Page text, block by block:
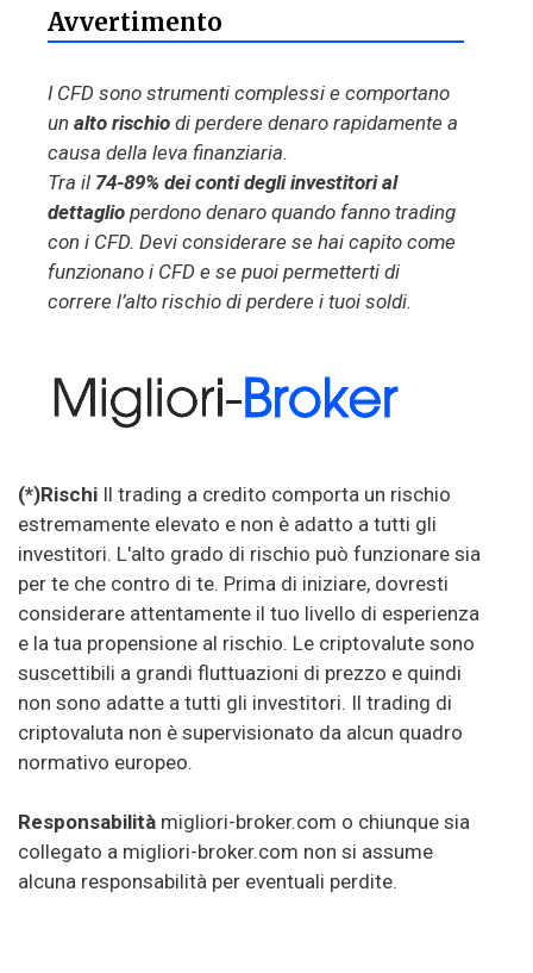
Avvertimento
I CFD sono strumenti complessi e comportano
un alto rischio di perdere denaro rapidamente a
causa della leva finanziaria.
Tra il 74-89% dei conti degli investitori al
dettaglio perdono denaro quando fanno trading
con i CFD. Devi considerare se hai capito come
funzionano i CFD e se puoi permetterti di
correre l’alto rischio di perdere i tuoi soldi.
(*)Rischi Il trading a credito comporta un rischio
estremamente elevato e non è adatto a tutti gli
investitori. L'alto grado di rischio può funzionare sia
per te che contro di te. Prima di iniziare, dovresti
considerare attentamente il tuo livello di esperienza
e la tua propensione al rischio. Le criptovalute sono
suscettibili a grandi fluttuazioni di prezzo e quindi
non sono adatte a tutti gli investitori. Il trading di
criptovaluta non è supervisionato da alcun quadro
normativo europeo.
Responsabilità migliori-broker.com o chiunque sia
collegato a migliori-broker.com non si assume
alcuna responsabilità per eventuali perdite.